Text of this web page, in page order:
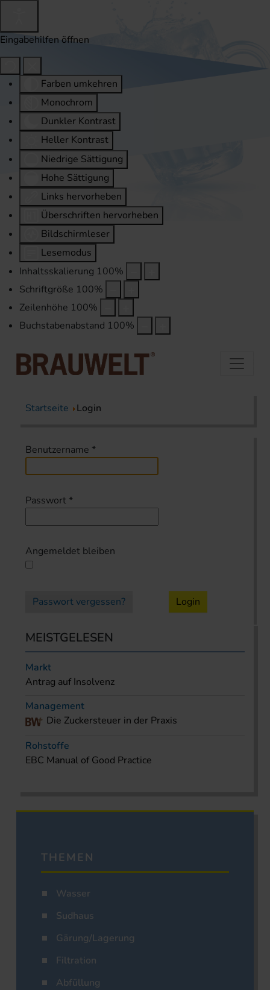
Eingabehilfen öffnen
Farben umkehren
Monochrom
Dunkler Kontrast
Heller Kontrast
Niedrige Sättigung
Hohe Sättigung
Links hervorheben
Überschriften hervorheben
Bildschirmleser
Lesemodus
Inhaltsskalierung 100%
Schriftgröße 100%
Zeilenhöhe 100%
Buchstabenabstand 100%
Startseite Login
Benutzername *
Passwort *
Angemeldet bleiben
Passwort vergessen? Login
MEISTGELESEN
Markt
Antrag auf Insolvenz
Management
Die Zuckersteuer in der Praxis
Rohstoffe
EBC Manual of Good Practice
THEMEN
Wasser
Sudhaus
Gärung/Lagerung
Filtration
Abfüllung